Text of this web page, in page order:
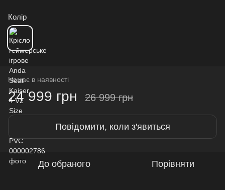
Колір
Немає в наявності
24 999 грн 26 999 грн
Повідомити, коли з'явиться
До обраного Порівняти